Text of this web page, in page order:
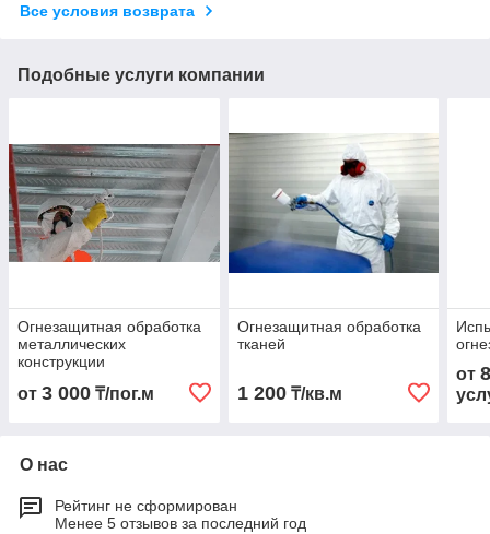
Все условия возврата
Подобные услуги компании
Огнезащитная обработка
металлических
конструкции
от 3 000 ₸/пог.м
Огнезащитная обработка
тканей
1 200₸/кв.м
от
О нас
Рейтинг не сформирован
Менее 5 отзывов за последний год